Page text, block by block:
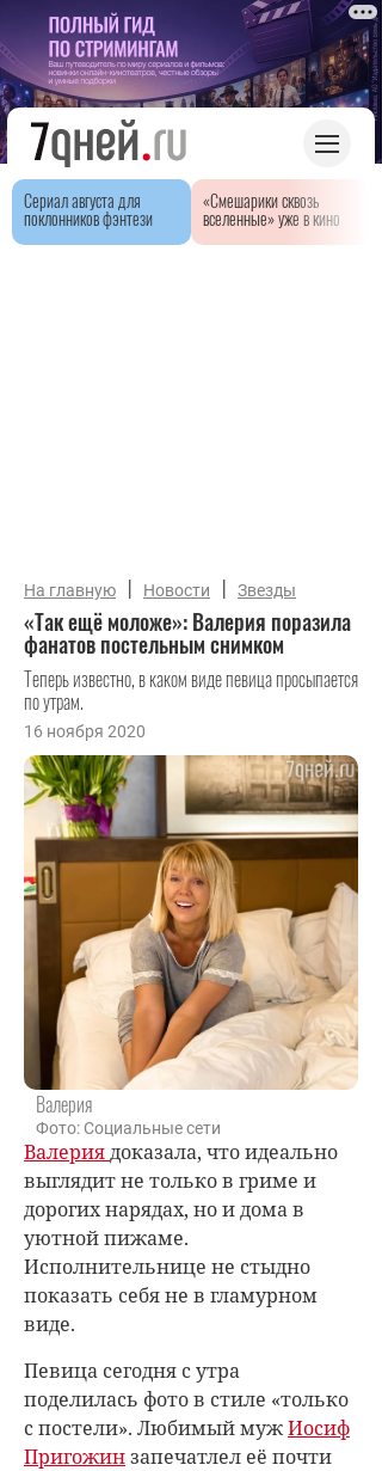
Сериал августа для
поклонников фэнтези
«Смешарики сквозь
вселенные» уже в кино
На главную | Новости | Звезды
«Так ещё моложе»: Валерия поразила
фанатов постельным снимком
Теперь известно, в каком виде певица просыпается
по утрам.
16 ноября 2020
Валерия
Фото: Социальные сети
Валериядоказала, что идеально
выглядит не только в гриме и
дорогих нарядах, но и дома в
уютной пижаме.
Исполнительнице не стыдно
показать себя не в гламурном
виде.
Певица сегодня с утра
поделилась фото в стиле «только
с постели». Любимый мужИосиф
Пригожинзапечатлел её почти